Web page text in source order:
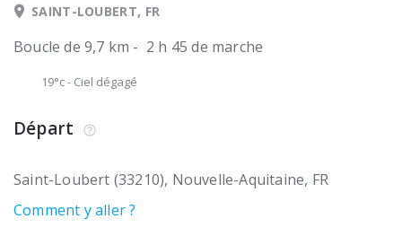
SAINT-LOUBERT, FR
Boucle de 9,7 km - 2 h 45 de marche
19°c- Ciel dégagé
Départ
Saint-Loubert (33210) Nouvelle-Aquitaine FR
Comment y aller ?